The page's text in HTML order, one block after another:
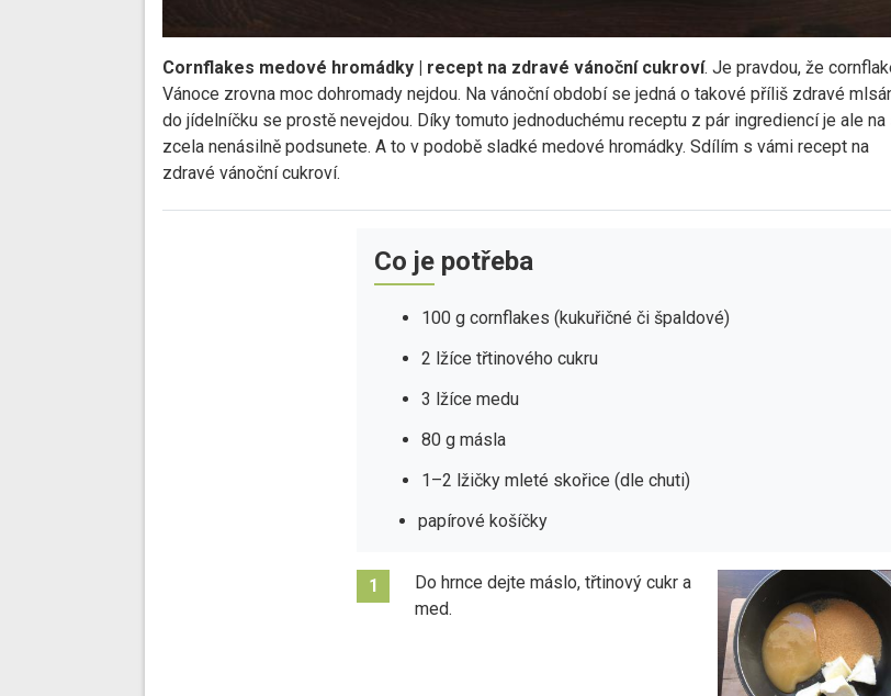
Cornflakes medové hromádky | recept na zdravé vánoční cukroví. Je pravdou, že
Vánoce zrovna moc dohromady nejdou. Na vánoční období se jedná o takové příliš zdravé
do jídelníčku se prostě nevejdou. Díky tomuto jednoduchému receptu z pár ingrediencí je ale na
zcela nenásilně podsunete. A to v podobě sladké medové hromádky. Sdílím s vámi recept na
zdravé vánoční cukroví.
Co je potřeba
100 g cornflakes (kukuřičné či špaldové)
2 lžíce třtinového cukru
3 lžíce medu
80 g másla
1–2 lžičky mleté skořice (dle chuti)
papírové košíčky
1
Do hrnce dejte máslo, třtinový cukr a
med.